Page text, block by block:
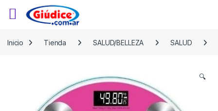
Inicio
Tienda SALUD/BELLEZA SALUD
🔍